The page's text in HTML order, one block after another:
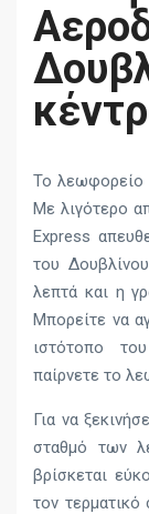
Το λεωφορείο
Με λιγότερο
Express
του
λεπτά και η
Μπορείτε να
ιστότοπο
παίρνετε το
Για να
σταθμό των
βρίσκεται
τον